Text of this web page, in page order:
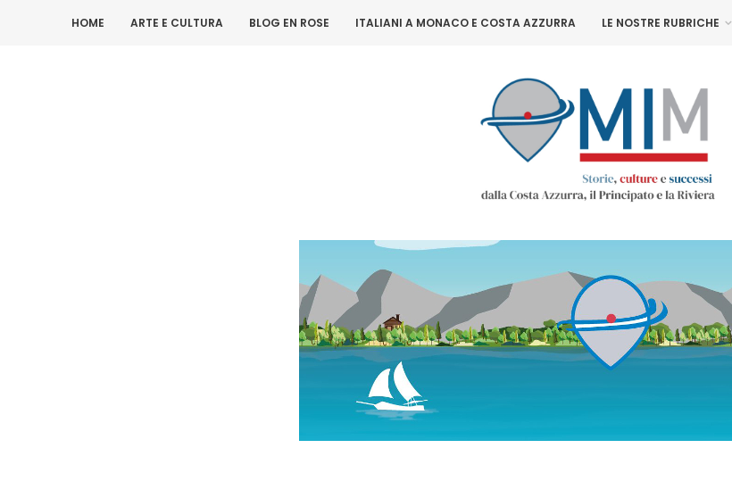
HOME ARTE E CULTURA BLOG EN ROSE ITALIANI A MONACO E COSTA AZZURRA LE NOSTRE RUBRICHE